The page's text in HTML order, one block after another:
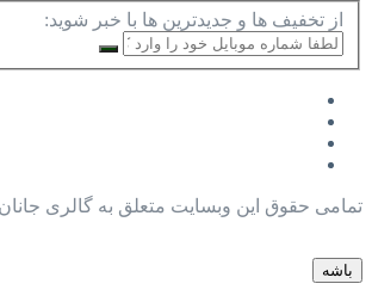
از تخفیف ها و جدیدترین ها با خبر شوید:
تمامی حقوق این وبسایت متعلق به گالری
باشه